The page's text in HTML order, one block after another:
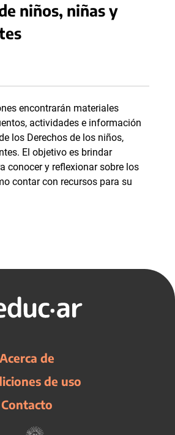
niños, niñas y
encontrarán materiales
actividades e información
los Derechos de los niños,
El objetivo es brindar
conocer y reflexionar sobre los
contar con recursos para su
Acerca de
de uso
Contacto